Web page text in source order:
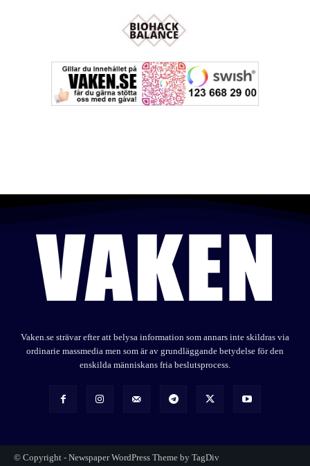
Vaken.se strävar efter att belysa information som annars inte skildras via
ordinarie massmedia men som är av grundläggande betydelse för den
enskilda människans fria beslutsprocess.
© Copyright - Newspaper WordPress Theme by TagDiv